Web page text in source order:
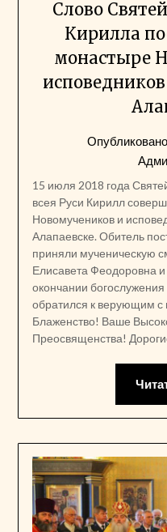
Слово
Кирилла
монастыре
Опубликовано
15 июля 2018 года
всея Руси Кирилл
Новомучеников и
Алапаевске. Обитель
приняли мученическую
Елисавета Феодоровна
окончании
обратился к верующим
Блаженство! Ваше
Преосвященства!